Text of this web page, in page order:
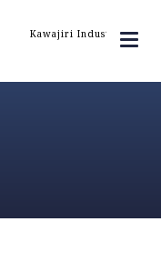
Kawajiri Industry Inc.